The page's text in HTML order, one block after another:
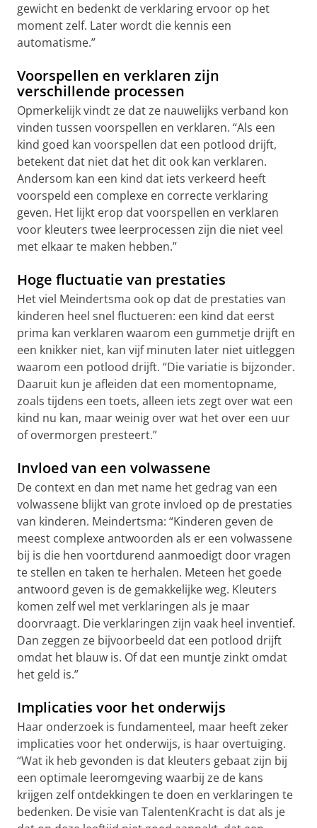
gewicht en bedenkt de verklaring ervoor op het
moment zelf. Later wordt die kennis een
automatisme.”
Voorspellen en verklaren zijn
verschillende processen
Opmerkelijk vindt ze dat ze nauwelijks verband kon
vinden tussen voorspellen en verklaren. “Als een
kind goed kan voorspellen dat een potlood drijft,
betekent dat niet dat het dit ook kan verklaren.
Andersom kan een kind dat iets verkeerd heeft
voorspeld een complexe en correcte verklaring
geven. Het lijkt erop dat voorspellen en verklaren
voor kleuters twee leerprocessen zijn die niet veel
met elkaar te maken hebben.”
Hoge fluctuatie van prestaties
Het viel Meindertsma ook op dat de prestaties van
kinderen heel snel fluctueren: een kind dat eerst
prima kan verklaren waarom een gummetje drijft en
een knikker niet, kan vijf minuten later niet uitleggen
waarom een potlood drijft. “Die variatie is bijzonder.
Daaruit kun je afleiden dat een momentopname,
zoals tijdens een toets, alleen iets zegt over wat een
kind nu kan, maar weinig over wat het over een uur
of overmorgen presteert.”
Invloed van een volwassene
De context en dan met name het gedrag van een
volwassene blijkt van grote invloed op de prestaties
van kinderen. Meindertsma: “Kinderen geven de
meest complexe antwoorden als er een volwassene
bij is die hen voortdurend aanmoedigt door vragen
te stellen en taken te herhalen. Meteen het goede
antwoord geven is de gemakkelijke weg. Kleuters
komen zelf wel met verklaringen als je maar
doorvraagt. Die verklaringen zijn vaak heel inventief.
Dan zeggen ze bijvoorbeeld dat een potlood drijft
omdat het blauw is. Of dat een muntje zinkt omdat
het geld is.”
Implicaties voor het onderwijs
Haar onderzoek is fundamenteel, maar heeft zeker
implicaties voor het onderwijs, is haar overtuiging.
“Wat ik heb gevonden is dat kleuters gebaat zijn bij
een optimale leeromgeving waarbij ze de kans
krijgen zelf ontdekkingen te doen en verklaringen te
bedenken. De visie van TalentenKracht is dat als je